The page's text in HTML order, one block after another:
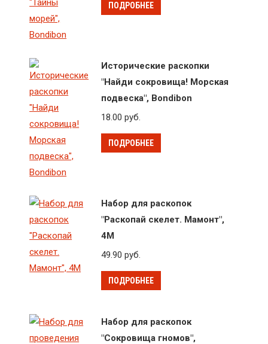
ПОДРОБНЕЕ
Исторические раскопки
"Найди сокровища! Морская
подвеска", Bondibon
18.00руб.
ПОДРОБНЕЕ
Набор для раскопок
"Раскопай скелет. Мамонт",
4M
49.90руб.
ПОДРОБНЕЕ
Набор для раскопок
"Сокровища гномов",